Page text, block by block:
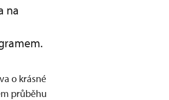
na
o krásné
průběhu